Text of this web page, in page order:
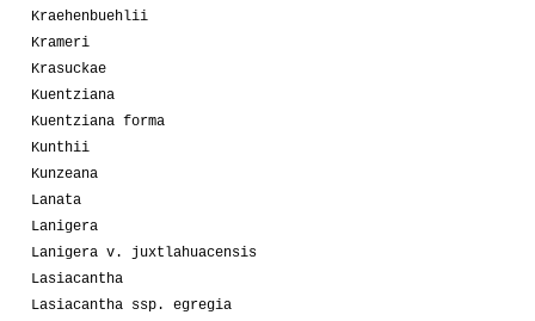
Kraehenbuehlii
Krameri
Krasuckae
Kuentziana
Kuentziana forma
Kunthii
Kunzeana
Lanata
Lanigera
Lanigera v. juxtlahuacensis
Lasiacantha
Lasiacantha ssp. egregia